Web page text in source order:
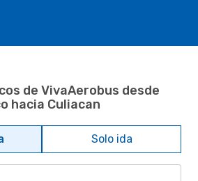
de VivaAerobus desde
hacia Culiacan
Solo ida